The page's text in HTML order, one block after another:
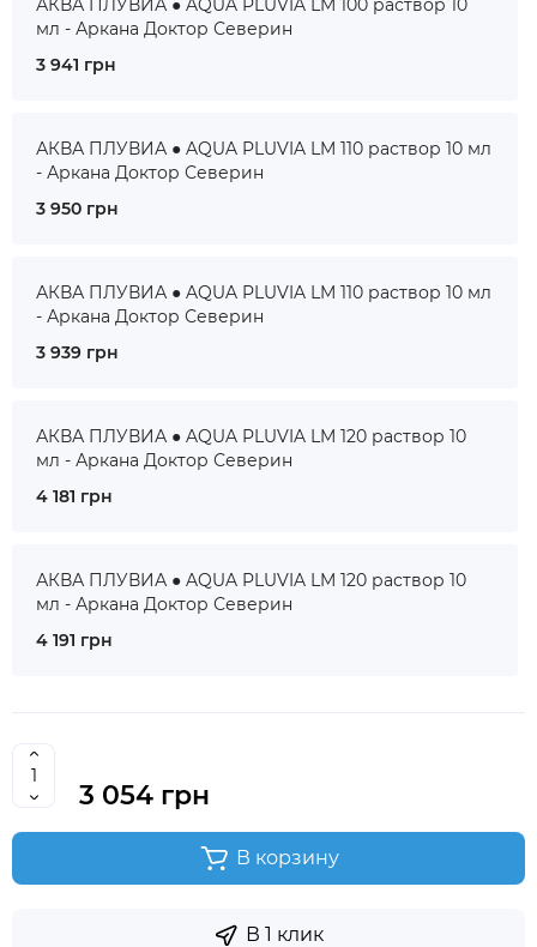
АКВА ПЛУВИА ● AQUA PLUVIA LM 100 раствор 10
мл - Аркана Доктор Северин
3 941 грн
АКВА ПЛУВИА ● AQUA PLUVIA LM 110 раствор 10 мл
- Аркана Доктор Северин
3 950 грн
АКВА ПЛУВИА ● AQUA PLUVIA LM 110 раствор 10 мл
- Аркана Доктор Северин
3 939 грн
АКВА ПЛУВИА ● AQUA PLUVIA LM 120 раствор 10
мл - Аркана Доктор Северин
4 181 грн
АКВА ПЛУВИА ● AQUA PLUVIA LM 120 раствор 10
мл - Аркана Доктор Северин
4 191 грн
3 054 грн
В корзину
В 1 клик